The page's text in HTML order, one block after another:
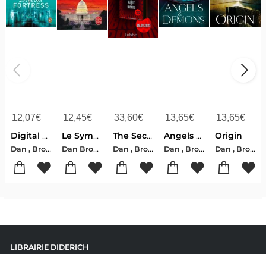
12,07€
Digital Fortress
Dan , Brown
12,45€
Le Symbole Perdu
Dan Brown
33,60€
The Secret of Secrets
Dan , Brown
13,65€
Angels and Demons
Dan , Brown
13,65€
Origin
Dan , Brown
LIBRAIRIE DIDERICH